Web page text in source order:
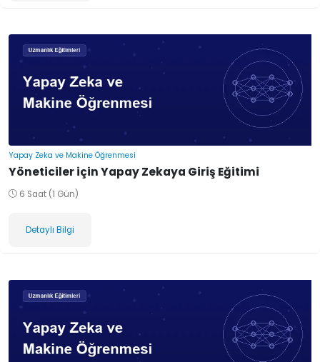
Yapay Zeka ve Makine Öğrenmesi
Yöneticiler için Yapay Zekaya Giriş Eğitimi
6 Saat (1 Gün)
Detaylı Bilgi